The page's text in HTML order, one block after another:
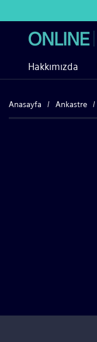
Hakkımızda
Anasayfa Ankastre